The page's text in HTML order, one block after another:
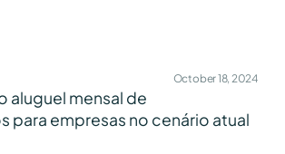
October 18, 2024
aluguel mensal de
para empresas no cenário atual